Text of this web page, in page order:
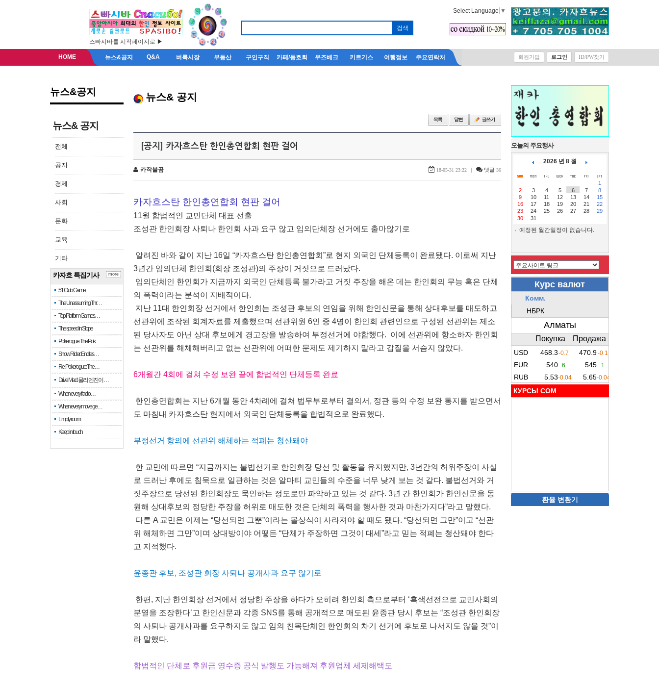
스빠시바를 시작페이지로 ▶
Select Language ▼
HOME 뉴스&공지 Q&A 벼룩시장 부동산 구인구직 카페/동호회 우즈베크 키르기스 여행정보 주요연락처 회원가입 로그인 ID/PW찾기
뉴스&공지
뉴스& 공지
전체
공지
경제
사회
문화
교육
기타
카자흐 특집기사
51 Club Game
The Unassuming Thr…
Top Platform Games…
The speed in Slope
Pokerogue: The Pok…
Snow Rider: Endles…
Re: Pokerogue: The…
Drive Mad: 물리 엔진이 …
When every fractio…
When every move ge…
Empty room
Keep in touch
more
뉴스& 공지
[공지] 카자흐스탄 한인총연합회 현판 걸어
카작불곰 18-05-31 23:22 | 댓글 36
카자흐스탄 한인총연합회 현판 걸어
11월 합법적인 교민단체 대표 선출
조성관 한인회장 사퇴나 한인회 사과 요구 않고 임의단체장 선거에도 출마않기로
알려진 바와 같이 지난 16일 “카자흐스탄 한인총연합회”로 현지 외국인 단체등록이 완료됐다. 이로써 지난
3년간 임의단체 한인회(회장 조성관)의 주장이 거짓으로 드러났다.
임의단체인 한인회가 지금까지 외국인 단체등록 불가라고 거짓 주장을 해온 데는 한인회의 무능 혹은 단체
의 폭력이라는 분석이 지배적이다.
지난 11대 한인회장 선거에서 한인회는 조성관 후보의 연임을 위해 한인신문을 통해 상대후보를 매도하고
선관위에 조작된 회계자료를 제출했으며 선관위원 6인 중 4명이 한인회 관련인으로 구성된 선관위는 제소
된 당사자도 아닌 상대 후보에게 경고장을 발송하여 부정선거에 야합했다. 이에 선관위에 항소하자 한인회
는 선관위를 해체해버리고 없는 선관위에 어떠한 문제도 제기하지 말라고 갑질을 서슴지 않았다.
6개월간 4회에 걸쳐 수정 보완 끝에 합법적인 단체등록 완료
한인총연합회는 지난 6개월 동안 4차례에 걸쳐 법무부로부터 결의서, 정관 등의 수정 보완 통지를 받으면서
도 마침내 카자흐스탄 현지에서 외국인 단체등록을 합법적으로 완료했다.
부정선거 항의에 선관위 해체하는 적폐는 청산돼야
한 교민에 따르면 “지금까지는 불법선거로 한인회장 당선 및 활동을 유지했지만, 3년간의 허위주장이 사실
로 드러난 후에도 침묵으로 일관하는 것은 알마티 교민들의 수준을 너무 낮게 보는 것 같다. 불법선거와 거
짓주장으로 당선된 한인회장도 묵인하는 정도로만 파악하고 있는 것 같다. 3년 간 한인회가 한인신문을 동
원해 상대후보의 정당한 주장을 허위로 매도한 것은 단체의 폭력을 행사한 것과 마찬가지다”라고 말했다.
다른 A 교민은 이제는 “당선되면 그뿐”이라는 몰상식이 사라져야 할 때도 됐다. “당선되면 그만”이고 “선관
위 해체하면 그만”이며 상대방이야 어떻든 “단체가 주장하면 그것이 대세”라고 믿는 적폐는 청산돼야 한다
고 지적했다.
윤종관 후보, 조성관 회장 사퇴나 공개사과 요구 않기로
한편, 지난 한인회장 선거에서 정당한 주장을 하다가 오히려 한인회 측으로부터 ‘흑색선전으로 교민사회의
분열을 조장한다’고 한인신문과 각종 SNS를 통해 공개적으로 매도된 윤종관 당시 후보는 “조성관 한인회장
의 사퇴나 공개사과를 요구하지도 않고 임의 친목단체인 한인회의 차기 선거에 후보로 나서지도 않을 것”이
라 말했다.
합법적인 단체로 후원금 영수증 공식 발행도 가능해져 후원업체 세제해택도
오늘의 주요행사
2026 년 8 월
1
2
3 4 5 6 7
8
9
10 11 12 13 14
15
16
17 18 19 20 21
22
23
24 25 26 27 28
29
30
31
예정된 월간일정이 없습니다.
КУРСЫ COM
환율 변환기